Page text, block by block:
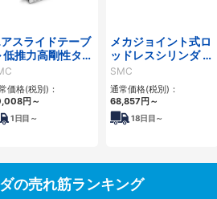
スライドテーブ
低推力高剛性タイ
MXQ□Bシリー
価格(税別)：
円～
1日目～
メカジョイント式ロ
ッドレスシリンダ 高
剛性・リニアガイド
形 MY1HTシリーズ
SMC
通常価格(税別)：
68,857円～
18日目～
の売れ筋ランキング